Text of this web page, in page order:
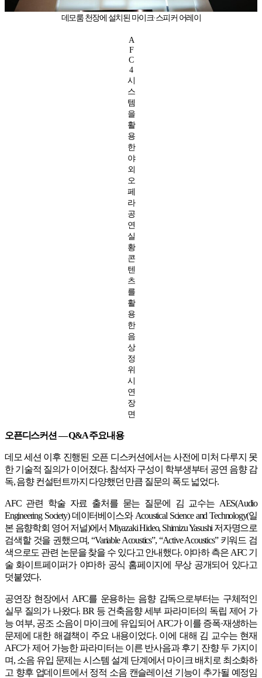
데모룸 천장에 설치된 마이크·스피커 어레이
A
F
C
4
시
스
템
을
활
용
한
야
외
오
페
라
공
연
실
황
콘
텐
츠
를
활
용
한
음
상
정
위
시
연
장
면
오픈디스커션 — Q&A 주요내용
데모 세션 이후 진행된 오픈 디스커션에서는 사전에 미처 다루지 못
한 기술적 질의가 이어졌다. 참석자 구성이 학부생부터 공연 음향 감
독, 음향 컨설턴트까지 다양했던 만큼 질문의 폭도 넓었다.
AFC 관련 학술 자료 출처를 묻는 질문에 김 교수는 AES(Audio
Engineering Society) 데이터베이스와 Acoustical Science and Technology(일
본 음향학회 영어 저널)에서 Miyazaki Hideo, Shimizu Yasushi 저자명으로
검색할 것을 권했으며, “Variable Acoustics”, “Active Acoustics” 키워드 검
색으로도 관련 논문을 찾을 수 있다고 안내했다. 야마하 측은 AFC 기
술 화이트페이퍼가 야마하 공식 홈페이지에 무상 공개되어 있다고
덧붙였다.
공연장 현장에서 AFC를 운용하는 음향 감독으로부터는 구체적인
실무 질의가 나왔다. BR 등 건축음향 세부 파라미터의 독립 제어 가
능 여부, 공조 소음이 마이크에 유입되어 AFC가 이를 증폭·재생하는
문제에 대한 해결책이 주요 내용이었다. 이에 대해 김 교수는 현재
AFC가 제어 가능한 파라미터는 이른 반사음과 후기 잔향 두 가지이
며, 소음 유입 문제는 시스템 설계 단계에서 마이크 배치로 최소화하
고 향후 업데이트에서 정적 소음 캔슬레이션 기능이 추가될 예정임